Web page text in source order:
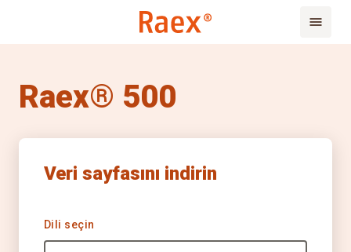
Raex® 500
Veri sayfasını indirin
Dili seçin